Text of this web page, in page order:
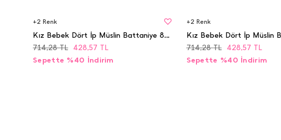
Sepette %40 İndirim
428,57 TL
714,28 TL
+2 Renk
Kız Bebek Dört İp Müslin Battaniye 85x100 - 9545
Sepette %40 İndirim
428,57 TL
714,28 TL
+2 Renk